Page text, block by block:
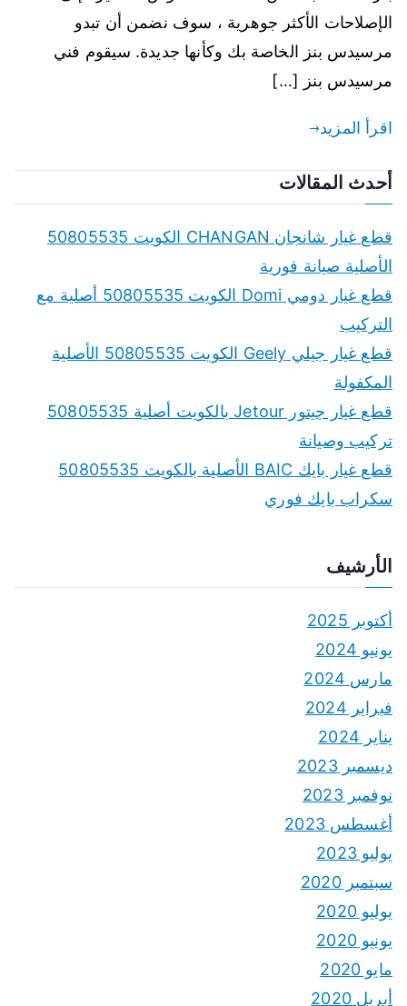
الإصلاحات الأكثر جوهرية ، سوف نضمن أن تبدو
مرسيدس بنز الخاصة بك وكأنها جديدة. سيقوم فني
مرسيدس بنز […]
اقرأ المزيد
أحدث المقالات
قطع غيار شانجان CHANGAN الكويت 50805535
الأصلية صيانة فورية
قطع غيار دومي Domi الكويت 50805535 أصلية مع
التركيب
قطع غيار جيلي Geely الكويت 50805535 الأصلية
المكفولة
قطع غيار جيتور Jetour بالكويت أصلية 50805535
تركيب وصيانة
قطع غيار بايك BAIC الأصلية بالكويت 50805535
سكراب بايك فوري
الأرشيف
أكتوبر 2025
يونيو 2024
مارس 2024
فبراير 2024
يناير 2024
ديسمبر 2023
نوفمبر 2023
أغسطس 2023
يوليو 2023
سبتمبر 2020
يوليو 2020
يونيو 2020
مايو 2020
أبريل 2020